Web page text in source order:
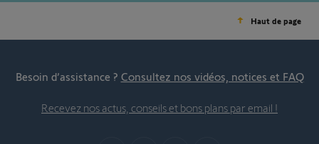
Haut de page
Besoin d’assistance ? Consultez nos vidéos, notices et FAQ
Recevez nos actus, conseils et bons plans par email !